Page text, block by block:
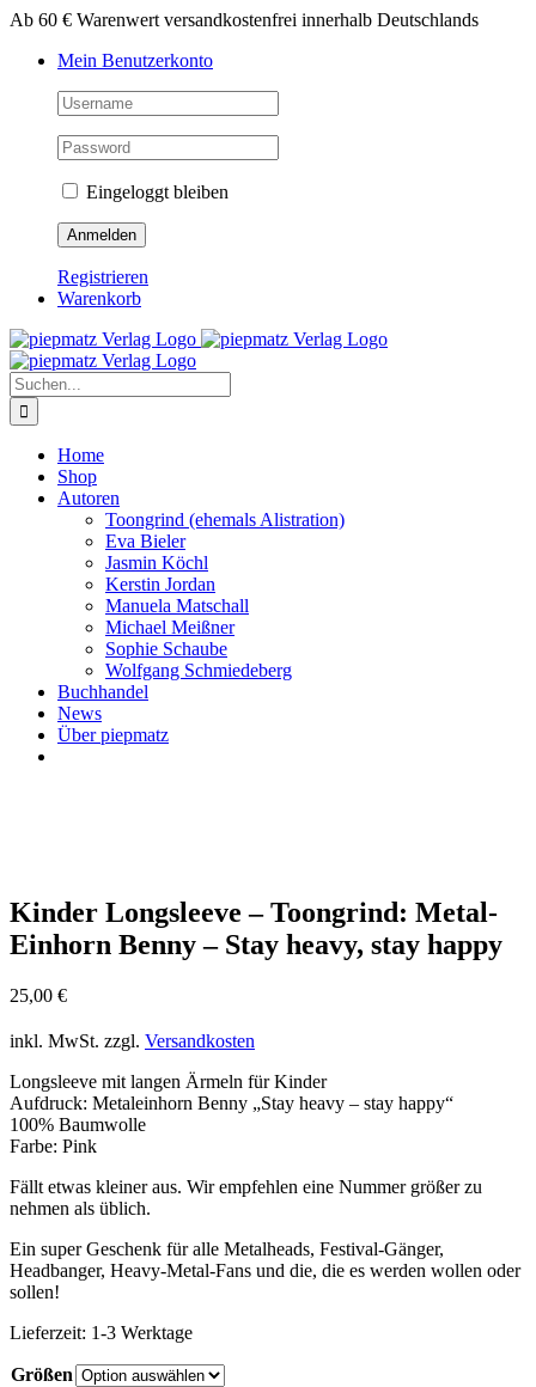
Zum
springen
Ab 60 € Warenwert versandkostenfrei innerhalb Deutschlands
Mein Benutzerkonto
Eingeloggt bleiben
Registrieren
Warenkorb
Suche
nach:
Home
Shop
Autoren
Toongrind (ehemals Alistration)
Eva Bieler
Jasmin Köchl
Kerstin Jordan
Manuela Matschall
Michael Meißner
Sophie Schaube
Wolfgang Schmiedeberg
Buchhandel
News
Über piepmatz
Kinder Longsleeve – Toongrind: Metal-
Einhorn Benny – Stay heavy, stay happy
25,00 €
inkl. MwSt. zzgl. Versandkosten
Longsleeve mit langen Ärmeln für Kinder
Aufdruck: Metaleinhorn Benny „Stay heavy – stay happy“
100% Baumwolle
Farbe: Pink
Fällt etwas kleiner aus. Wir empfehlen eine Nummer größer zu
nehmen als üblich.
Ein super Geschenk für alle Metalheads, Festival-Gänger,
Headbanger, Heavy-Metal-Fans und die, die es werden wollen oder
sollen!
Lieferzeit: 1-3 Werktage
Größen